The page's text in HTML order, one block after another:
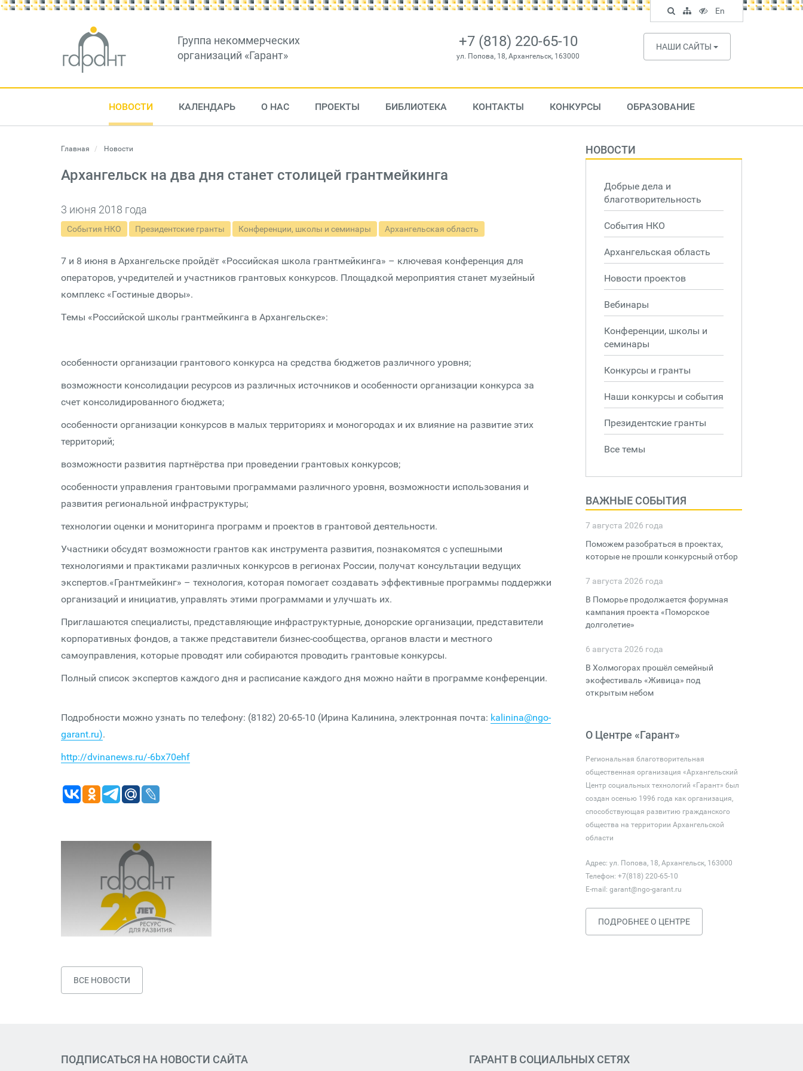
Группа некоммерческих
организаций «Гарант»
+7 (818) 220-65-10
ул. Попова, 18, Архангельск, 163000
НАШИ САЙТЫ
НОВОСТИ КАЛЕНДАРЬ О НАС ПРОЕКТЫ БИБЛИОТЕКА КОНТАКТЫ КОНКУРСЫ ОБРАЗОВАНИЕ
Главная Новости
Архангельск на два дня станет столицей грантмейкинга
3 июня 2018 года
События НКО Президентские гранты Конференции, школы и семинары Архангельская область
7 и 8 июня в Архангельске пройдёт «Российская школа грантмейкинга» – ключевая конференция для
операторов, учредителей и участников грантовых конкурсов. Площадкой мероприятия станет музейный
комплекс «Гостиные дворы».
Темы «Российской школы грантмейкинга в Архангельске»:
особенности организации грантового конкурса на средства бюджетов различного уровня;
возможности консолидации ресурсов из различных источников и особенности организации конкурса за
счет консолидированного бюджета;
особенности организации конкурсов в малых территориях и моногородах и их влияние на развитие этих
территорий;
возможности развития партнёрства при проведении грантовых конкурсов;
особенности управления грантовыми программами различного уровня, возможности использования и
развития региональной инфраструктуры;
технологии оценки и мониторинга программ и проектов в грантовой деятельности.
Участники обсудят возможности грантов как инструмента развития, познакомятся с успешными
технологиями и практиками различных конкурсов в регионах России, получат консультации ведущих
экспертов.«Грантмейкинг» – технология, которая помогает создавать эффективные программы поддержки
организаций и инициатив, управлять этими программами и улучшать их.
Приглашаются специалисты, представляющие инфраструктурные, донорские организации, представители
корпоративных фондов, а также представители бизнес-сообщества, органов власти и местного
самоуправления, которые проводят или собираются проводить грантовые конкурсы.
Полный список экспертов каждого дня и расписание каждого дня можно найти в программе конференции.
Подробности можно узнать по телефону: (8182) 20-65-10 (Ирина Калинина, электронная почта: kalinina@ngo-
garant.ru).
http://dvinanews.ru/-6bx70ehf
ВСЕ НОВОСТИ
НОВОСТИ
Добрые дела и
благотворительность
События НКО
Архангельская область
Новости проектов
Вебинары
Конференции, школы и
семинары
Конкурсы и гранты
Наши конкурсы и события
Президентские гранты
Все темы
ВАЖНЫЕ СОБЫТИЯ
7 августа 2026 года
Поможем разобраться в проектах,
которые не прошли конкурсный отбор
7 августа 2026 года
В Поморье продолжается форумная
кампания проекта «Поморское
долголетие»
6 августа 2026 года
В Холмогорах прошёл семейный
экофестиваль «Живица» под
открытым небом
О Центре «Гарант»
Региональная благотворительная
общественная организация «Архангельский
Центр социальных технологий «Гарант» был
создан осенью 1996 года как организация,
способствующая развитию гражданского
общества на территории Архангельской
области
Адрес: ул. Попова, 18, Архангельск, 163000
Телефон: +7(818) 220-65-10
E-mail: garant@ngo-garant.ru
ПОДРОБНЕЕ О ЦЕНТРЕ
ПОДПИСАТЬСЯ НА НОВОСТИ САЙТА ГАРАНТ В СОЦИАЛЬНЫХ СЕТЯХ
Поиск
по
сайту
Карта
сайта
Версия
для
слабовидящих
En
English